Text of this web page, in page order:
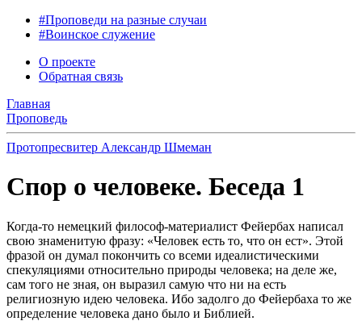
#Проповеди на разные случаи
#Воинское служение
О проекте
Обратная связь
Главная
Проповедь
Протопресвитер Александр Шмеман
Спор о человеке. Беседа 1
Когда-то немецкий философ-материалист Фейербах написал
свою знаменитую фразу: «Человек есть то, что он ест». Этой
фразой он думал покончить со всеми идеалистическими
спекуляциями относительно природы человека; на деле же,
сам того не зная, он выразил самую что ни на есть
религиозную идею человека. Ибо задолго до Фейербаха то же
определение человека дано было и Библией.